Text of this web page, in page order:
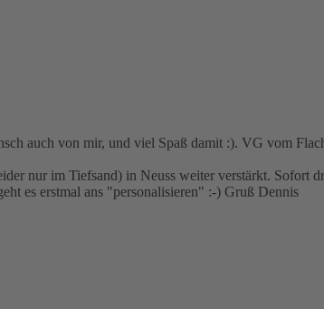
auch von mir, und viel Spaß damit :). VG vom
nur im Tiefsand) in Neuss weiter verstärkt.
es erstmal ans "personalisieren" :-) Gruß Dennis